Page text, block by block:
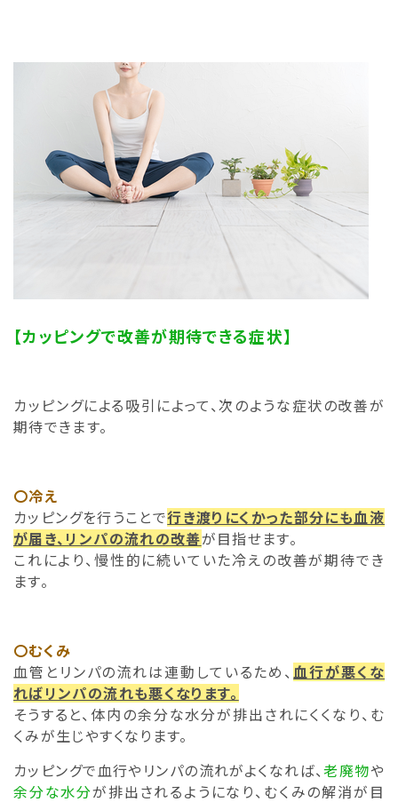
【カッピングで改善が期待できる症状】
カッピングによる吸引によって、次のような症状の改善が
期待できます。
〇冷え
カッピングを行うことで行き渡りにくかった部分にも血液
が届き、リンパの流れの改善が目指せます。
これにより、慢性的に続いていた冷えの改善が期待でき
ます。
〇むくみ
血管とリンパの流れは連動しているため、 血行が悪くな
ればリンパの流れも悪くなります。
そうすると、体内の余分な水分が排出されにくくなり、む
くみが生じやすくなります。
カッピングで血行やリンパの流れがよくなれば、老廃物や
余分な水分が排出されるようになり、むくみの解消が目